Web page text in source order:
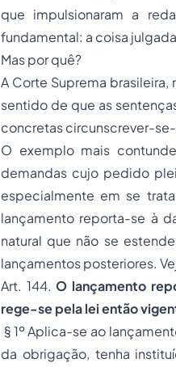
que impulsionaram a
fundamental: a coisa
Mas por quê?
A Corte Suprema
sentido de que as
concretas circunscrever-
O exemplo mais
demandas cujo pedido
especialmente em se
lançamento reporta-se à
natural que não se
lançamentos posteriores.
Art. 144.O lançamento
rege-se pela lei então
§ 1º Aplica-se ao
da obrigação, tenha